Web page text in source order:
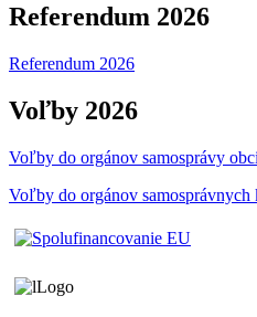
Referendum 2026
Referendum 2026
Voľby 2026
Voľby do orgánov samosprávy
Voľby do orgánov samosprávnych